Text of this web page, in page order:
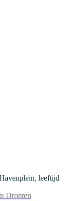
leeftijd
Dronten